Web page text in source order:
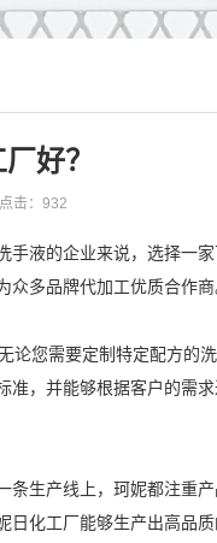
好？
点击：932
液的企业来说，选择一
众多品牌代加工优质合作商
论您需要定制特定配方的
，并能够根据客户的需
生产线上，珂妮都注重
化工厂能够生产出高品